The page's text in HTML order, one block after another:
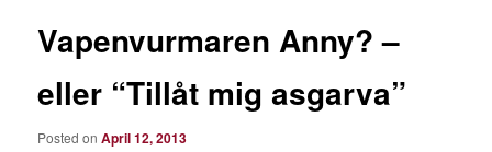
Vapenvurmaren Anny? –
eller “Tillåt mig asgarva”
Posted onApril 12, 2013